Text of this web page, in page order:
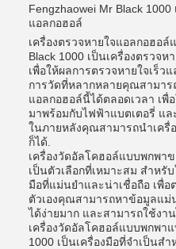
Fengzhaowei Mr Black
แอลกอฮอล์
เครื่องตรวจหายใจแอลกอฮอ
Black 1000 เป็นเครื่องตรวจ
เพื่อให้ผลการตรวจหายใจเร็
การวัดที่หลากหลายคุณสามาร
แอลกอฮอล์นี้ได้ตลอดเวลา เ
มาพร้อมกับไฟฟ้าแบตเตอรี่ แล
ในภายหลังคุณสามารถนําเครื่
ก็ได้.
เครื่องวัดอัลโคฮอล์แบบพกพาข
เป็นตัวเลือกที่เหมาะสม สําหรั
มือที่แม่นยําและน่าเชื่อถือ เพื่
ตัวเองคุณสามารถหาข้อมูลแม่
ได้ง่ายมาก และสามารถใช้งา
เครื่องวัดอัลโคฮอล์แบบพกพา
1000 เป็นเครื่องมือที่จําเป็นสํ